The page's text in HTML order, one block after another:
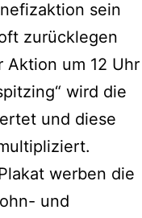
sein
zurücklegen
Aktion um 12 Uhr
wird die
und diese